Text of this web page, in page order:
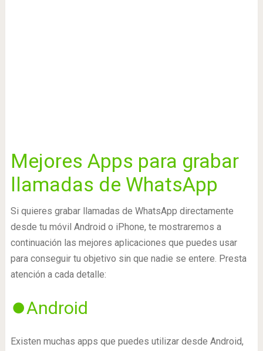
Mejores Apps para grabar
llamadas de WhatsApp
Si quieres grabar llamadas de WhatsApp directamente
desde tu móvil Android o iPhone, te mostraremos a
continuación las mejores aplicaciones que puedes usar
para conseguir tu objetivo sin que nadie se entere. Presta
atención a cada detalle:
⏺️Android
Existen muchas apps que puedes utilizar desde Android,